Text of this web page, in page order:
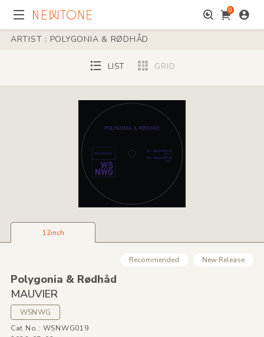
0
ARTIST : POLYGONIA & RØDHÅD
LIST GRID
12inch
Recommended New Release
Polygonia &Rødhåd
MAUVIER
WSNWG
Cat No.: WSNWG019